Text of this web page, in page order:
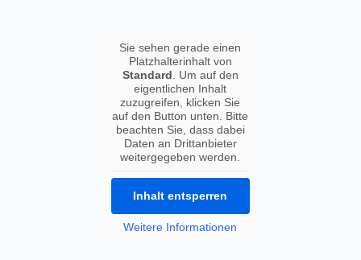
Sie sehen gerade einen
Platzhalterinhalt von
Standard . Um auf den
eigentlichen Inhalt
zuzugreifen, klicken Sie
auf den Button unten. Bitte
beachten Sie, dass dabei
Daten an Drittanbieter
weitergegeben werden.
Inhalt entsperren
Weitere Informationen